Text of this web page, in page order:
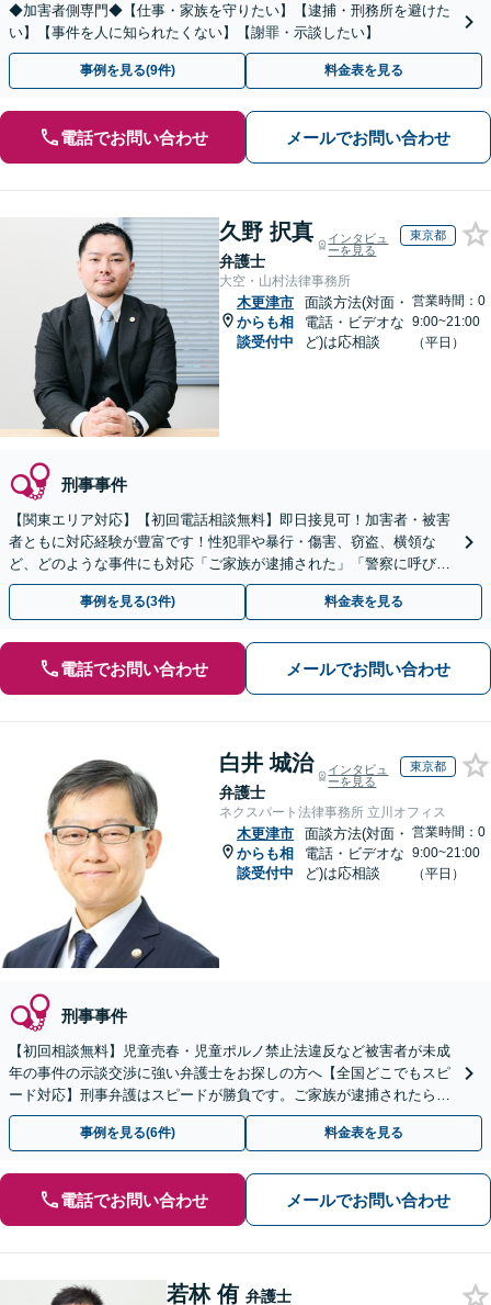
◆加害者側専門◆【仕事・家族を守りたい】【逮捕・刑務所を避けた
い】【事件を人に知られたくない】【謝罪・示談したい】
事例を見る(9件) 料金表を見る
電話でお問い合わせ メールでお問い合わせ
久野 択真
弁護士
インタビュ
ーを見る
東京都
大空・山村法律事務所
木更津市
からも相
談受付中
面談方法(対面・
電話・ビデオな
ど)は応相談
営業時間：0
9:00~21:00
（平日）
刑事事件
【関東エリア対応】【初回電話相談無料】即日接見可！加害者・被害
者ともに対応経験が豊富です！性犯罪や暴行・傷害、窃盗、横領な
ど、どのような事件にも対応「ご家族が逮捕された」「警察に呼び出
された」場合には、お早めにご相談ください
事例を見る(3件) 料金表を見る
電話でお問い合わせ メールでお問い合わせ
白井 城治
弁護士
インタビュ
ーを見る
東京都
ネクスパート法律事務所 立川オフィス
木更津市
からも相
談受付中
面談方法(対面・
電話・ビデオな
ど)は応相談
営業時間：0
9:00~21:00
（平日）
刑事事件
【初回相談無料】児童売春・児童ポルノ禁止法違反など被害者が未成
年の事件の示談交渉に強い弁護士をお探しの方へ【全国どこでもスピ
ード対応】刑事弁護はスピードが勝負です。ご家族が逮捕されたら一
刻も早くご相談ください【24時間365日相談受付】
事例を見る(6件) 料金表を見る
電話でお問い合わせ メールでお問い合わせ
若林 侑 弁護士